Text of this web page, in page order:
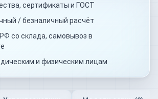
сертификаты и ГОСТ
/ безналичный расчёт
со склада, самовывоз в
и физическим лицам